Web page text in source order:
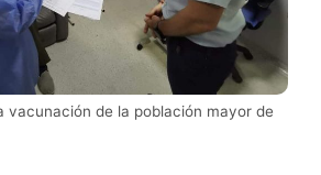
vacunación de la población mayor de